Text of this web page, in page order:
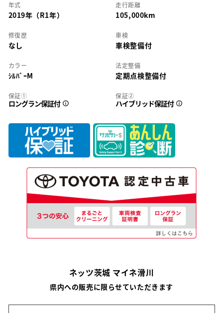
年式
2019年（R1年）
走行距離
105,000km
修復歴
なし
車検
車検整備付
カラー
ｼﾙﾊﾞｰM
法定整備
定期点検整備付
保証①
ロングラン保証付
保証②
ハイブリッド保証付
ネッツ茨城 マイネ滑川
県内への販売に限らせていただきます